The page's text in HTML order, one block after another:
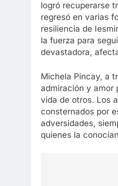
logró recuperarse
regresó en varias
resiliencia de
la fuerza para
devastadora,
Michela Pincay, a
admiración y amor
vida de otros. Los
consternados por
adversidades,
quienes la